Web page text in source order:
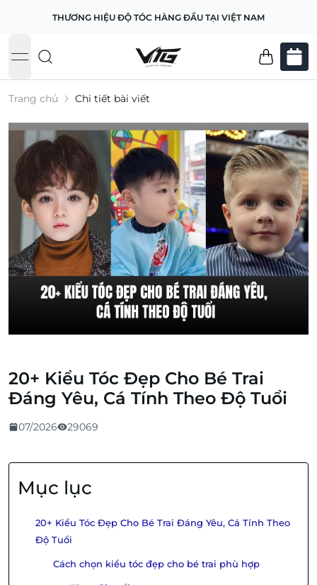
THƯƠNG HIỆU ĐỘ TÓC HÀNG ĐẦU TẠI VIỆT NAM
open navigation menu
Trang chủ Chi tiết bài viết
20+ Kiểu Tóc Đẹp Cho Bé Trai
Đáng Yêu, Cá Tính Theo Độ Tuổi
07/2026 29069
Mục lục
20+ Kiểu Tóc Đẹp Cho Bé Trai Đáng Yêu, Cá Tính Theo
Độ Tuổi
Cách chọn kiểu tóc đẹp cho bé trai phù hợp